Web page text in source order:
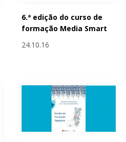
6.ª edição do curso de
formação Media Smart
24.10.16